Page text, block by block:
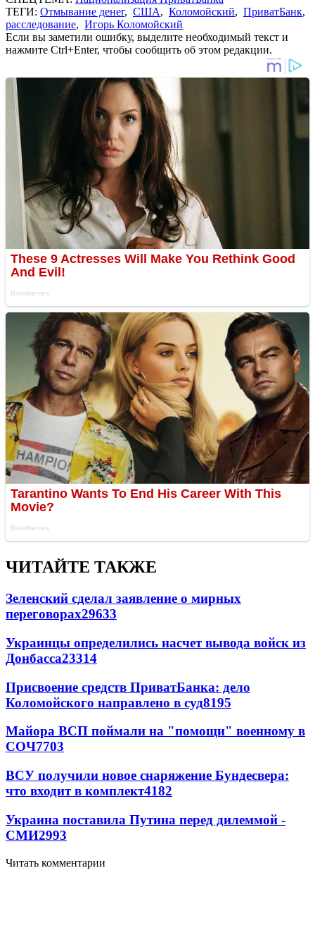
ТЕГИ: Отмывание денег, США, Коломойский, ПриватБанк,
расследование, Игорь Коломойский
Если вы заметили ошибку, выделите необходимый текст и
нажмите Ctrl+Enter, чтобы сообщить об этом редакции.
ЧИТАЙТЕ ТАКЖЕ
Зеленский сделал заявление о мирных
переговорах29633
Украинцы определились насчет вывода войск из
Донбасса23314
Присвоение средств ПриватБанка: дело
Коломойского направлено в суд8195
Майора ВСП поймали на "помощи" военному в
СОЧ7703
ВСУ получили новое снаряжение Бундесвера:
что входит в комплект4182
Украина поставила Путина перед дилеммой -
СМИ2993
Читать комментарии